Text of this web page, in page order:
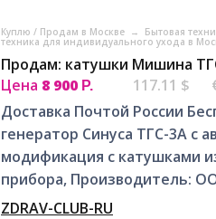
Куплю / Продам в Москве → Бытовая
техника для индивидуального ухода в
Продам: катушки Мишина
Цена 8 900 Р. 117.11 $
Доставка Почтой России
генератор Синуса ТГС-3А с
модификация с катушками
прибора, Производитель:
ZDRAV-CLUB-RU